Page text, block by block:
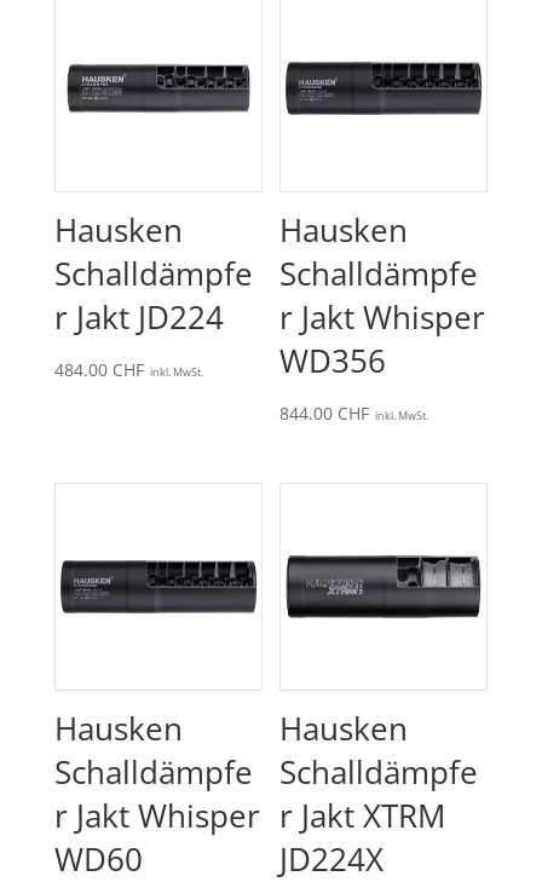
Hausken
Schalldämpfe
r Jakt JD224
484.00 CHF inkl. MwSt.
Hausken
Schalldämpfe
r Jakt Whisper
WD356
844.00 CHF inkl. MwSt.
Hausken
Schalldämpfe
r Jakt Whisper
WD60
Hausken
Schalldämpfe
r Jakt XTRM
JD224X